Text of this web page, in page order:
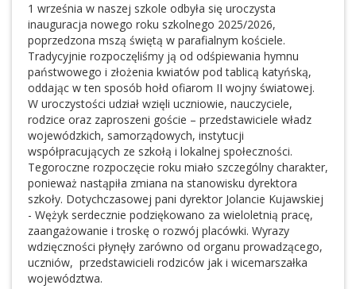
1 września w naszej szkole odbyła się uroczysta
inauguracja nowego roku szkolnego 2025/2026,
poprzedzona mszą świętą w parafialnym kościele.
Tradycyjnie rozpoczęliśmy ją od odśpiewania hymnu
państwowego i złożenia kwiatów pod tablicą katyńską,
oddając w ten sposób hołd ofiarom II wojny światowej.
W uroczystości udział wzięli uczniowie, nauczyciele,
rodzice oraz zaproszeni goście – przedstawiciele władz
wojewódzkich, samorządowych, instytucji
współpracujących ze szkołą i lokalnej społeczności.
Tegoroczne rozpoczęcie roku miało szczególny charakter,
ponieważ nastąpiła zmiana na stanowisku dyrektora
szkoły. Dotychczasowej pani dyrektor Jolancie Kujawskiej
- Wężyk serdecznie podziękowano za wieloletnią pracę,
zaangażowanie i troskę o rozwój placówki. Wyrazy
wdzięczności płynęły zarówno od organu prowadzącego,
uczniów, przedstawicieli rodziców jak i wicemarszałka
województwa.